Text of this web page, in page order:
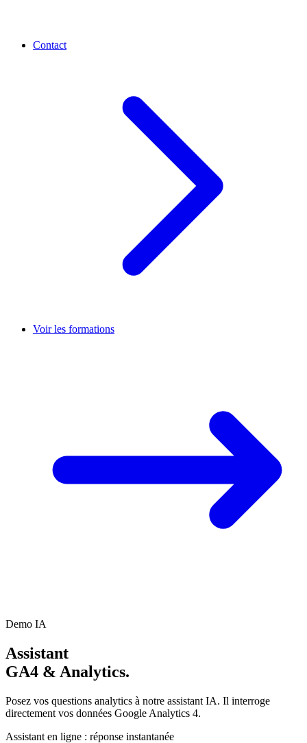
Contact
Voir les formations
Demo IA
Assistant
GA4 & Analytics.
Posez vos questions analytics à notre assistant IA. Il interroge
directement vos données Google Analytics 4.
Assistant en ligne : réponse instantanée